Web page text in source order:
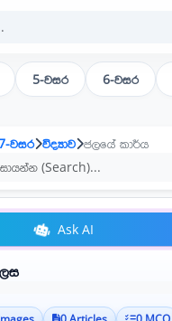
5-වසර 6-වසර
වසර විද්‍යාව ජලයේ කාර්ය
Ask AI